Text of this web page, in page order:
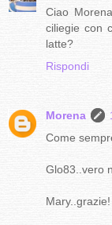
Ciao
ciliegie con
latte?
Rispondi
Morena
Come
Glo83..vero
Mary..grazie!